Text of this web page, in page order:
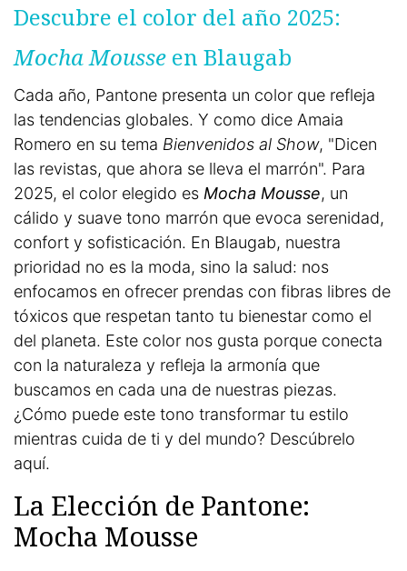
Descubre el color del año 2025:
Mocha Mousse en Blaugab
Cada año, Pantone presenta un color que refleja
las tendencias globales. Y como dice Amaia
Romero en su tema Bienvenidos al Show, "Dicen
las revistas, que ahora se lleva el marrón". Para
2025, el color elegido es Mocha Mousse, un
cálido y suave tono marrón que evoca serenidad,
confort y sofisticación. En Blaugab, nuestra
prioridad no es la moda, sino la salud: nos
enfocamos en ofrecer prendas con fibras libres de
tóxicos que respetan tanto tu bienestar como el
del planeta. Este color nos gusta porque conecta
con la naturaleza y refleja la armonía que
buscamos en cada una de nuestras piezas.
¿Cómo puede este tono transformar tu estilo
mientras cuida de ti y del mundo? Descúbrelo
aquí.
La Elección de Pantone:
Mocha Mousse